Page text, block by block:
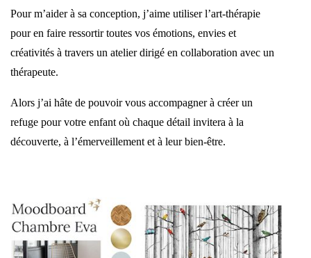
Pour m’aider à sa conception, j’aime utiliser l’art-thérapie
pour en faire ressortir toutes vos émotions, envies et
créativités à travers un atelier dirigé en collaboration avec un
thérapeute.
Alors j’ai hâte de pouvoir vous accompagner à créer un
refuge pour votre enfant où chaque détail invitera à la
découverte, à l’émerveillement et à leur bien-être.